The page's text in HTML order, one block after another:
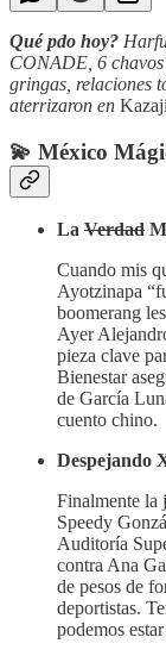
Qué pdo hoy?
CONADE, 6
gringas, relaciones
aterrizaron en
💫 México
La Verdad
Cuando mis
Ayotzinapa
boomerang
Ayer
pieza clave
Bienestar
de García
cuento chino.
Despejando
Finalmente la
Speedy
Auditoría
contra Ana
de pesos de
deportistas.
podemos